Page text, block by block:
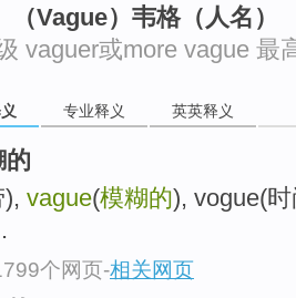
（Vague）韦格（人名）
vaguer或more vague 最
专业释义 英英释义
的
vague(模糊的), vogue(
个网页-相关网页